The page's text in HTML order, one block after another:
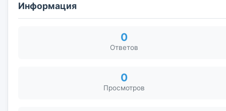
Информация
0
Ответов
0
Просмотров